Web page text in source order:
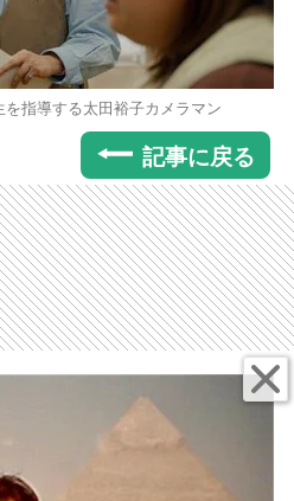
指導する太田裕子カメラマン
記事に戻る